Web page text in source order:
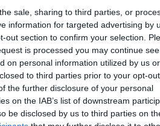
sale, sharing to third parties, or
information for targeted advertising by
out section to confirm your selection.
is processed you may continue
on personal information utilized by us or
to third parties prior to your opt-
the further disclosure of your personal
on the IAB’s list of downstream
be disclosed by us to third parties on
Tour de France
(Canyon-SRAM) wygrała 7. etap
się na szczycie Mont Ventoux, i
generalnej. To jej pierwsze
r. Ósma na etapie była Dominika
tracąc 3 minuty i 26 sekund.